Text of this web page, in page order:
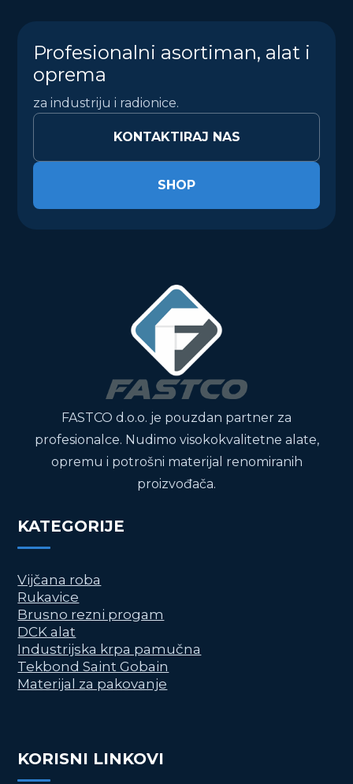
Profesionalni asortiman, alat i
oprema
za industriju i radionice.
KONTAKTIRAJ NAS
SHOP
FASTCO d.o.o. je pouzdan partner za
profesionalce. Nudimo visokokvalitetne alate,
opremu i potrošni materijal renomiranih
proizvođača.
KATEGORIJE
Vijčana roba
Rukavice
Brusno rezni progam
DCK alat
Industrijska krpa pamučna
Tekbond Saint Gobain
Materijal za pakovanje
KORISNI LINKOVI